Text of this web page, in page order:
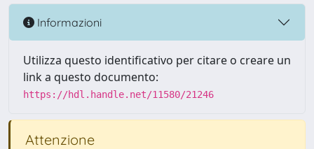
Informazioni
Utilizza questo identificativo per citare o creare un
link a questo documento:
https://hdl.handle.net/11580/21246
Attenzione